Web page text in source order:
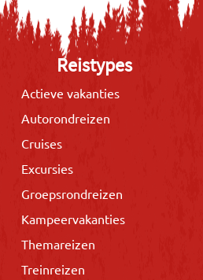
Reistypes
Actieve vakanties
Autorondreizen
Cruises
Excursies
Groepsrondreizen
Kampeervakanties
Themareizen
Treinreizen